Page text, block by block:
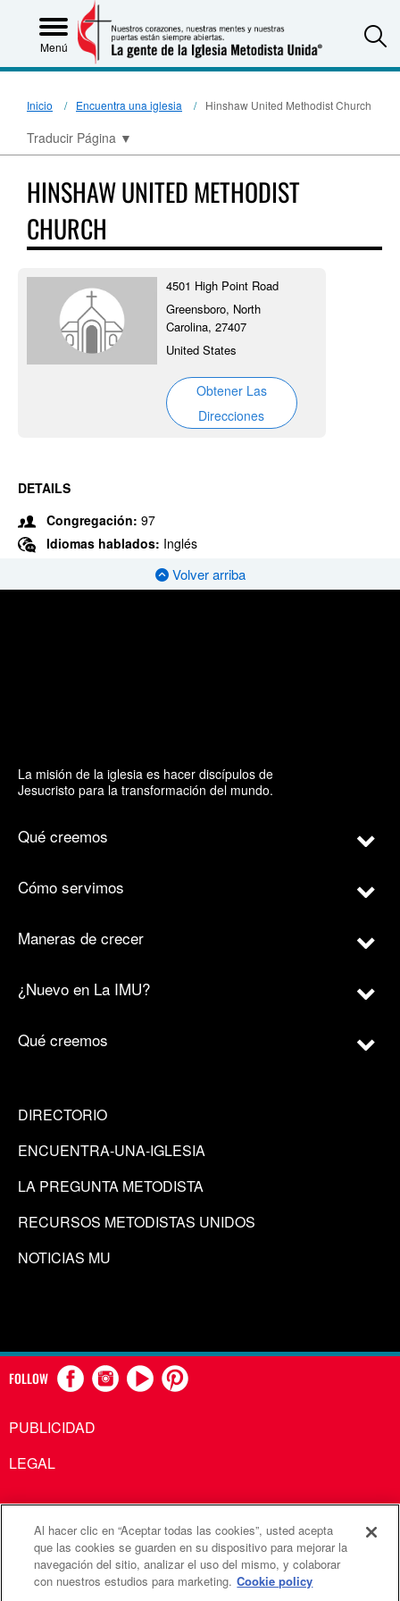
Menú
Inicio Encuentra una iglesia Hinshaw United Methodist Church
Traducir Página ▼
HINSHAW UNITED METHODIST
CHURCH
4501 High Point Road
Greensboro, North
Carolina, 27407
United States
Obtener Las
Direcciones
DETAILS
Congregación: 97
Idiomas hablados: Inglés
Volver arriba
La misión de la iglesia es hacer discípulos de
Jesucristo para la transformación del mundo.
Qué creemos
Cómo servimos
Maneras de crecer
¿Nuevo en La IMU?
Qué creemos
DIRECTORIO
ENCUENTRA-UNA-IGLESIA
LA PREGUNTA METODISTA
RECURSOS METODISTAS UNIDOS
NOTICIAS MU
FOLLOW
PUBLICIDAD
LEGAL
Comunicaciones Metodistas Unidas es una agencia de la
Iglesia Metodista Unida
©2026Comunicaciones Metodistas Unidas. Reservados
Al hacer clic en “Aceptar todas las cookies”, usted acepta
que las cookies se guarden en su dispositivo para mejorar la
navegación del sitio, analizar el uso del mismo, y colaborar
con nuestros estudios para marketing. Cookie policy